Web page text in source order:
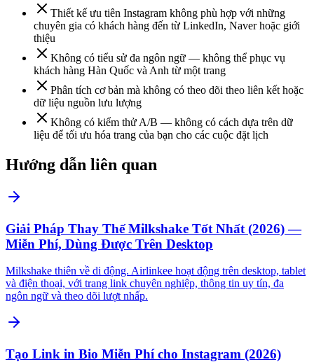
Thiết kế ưu tiên Instagram không phù hợp với những
chuyên gia có khách hàng đến từ LinkedIn, Naver hoặc giới
thiệu
Không có tiểu sử đa ngôn ngữ — không thể phục vụ
khách hàng Hàn Quốc và Anh từ một trang
Phân tích cơ bản mà không có theo dõi theo liên kết hoặc
dữ liệu nguồn lưu lượng
Không có kiểm thử A/B — không có cách dựa trên dữ
liệu để tối ưu hóa trang của bạn cho các cuộc đặt lịch
Hướng dẫn liên quan
Giải Pháp Thay Thế Milkshake Tốt Nhất (2026) —
Miễn Phí, Dùng Được Trên Desktop
Milkshake thiên về di động. Airlinkee hoạt động trên desktop, tablet
và điện thoại, với trang link chuyên nghiệp, thông tin uy tín, đa
ngôn ngữ và theo dõi lượt nhấp.
Tạo Link in Bio Miễn Phí cho Instagram (2026)